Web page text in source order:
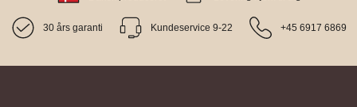
30 års garanti Kundeservice 9-22 +45 6917 6869